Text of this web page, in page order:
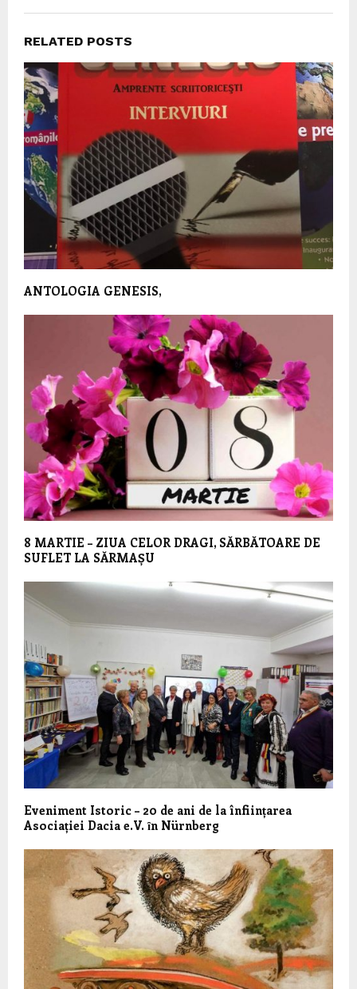
RELATED POSTS
ANTOLOGIA GENESIS,
8 MARTIE – ZIUA CELOR DRAGI, SĂRBĂTOARE DE
SUFLET LA SĂRMAȘU
Eveniment Istoric – 20 de ani de la înființarea
Asociației Dacia e.V. ȋn Nürnberg